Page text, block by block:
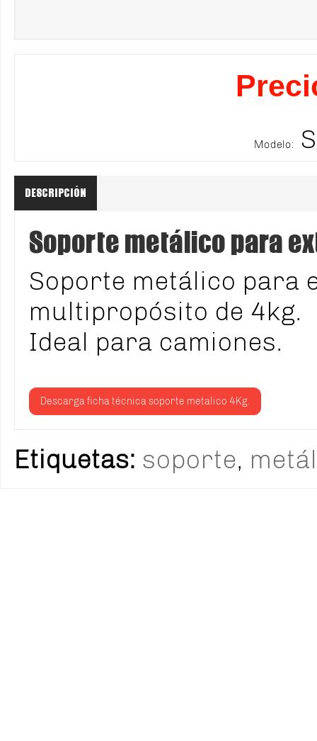
Modelo:
DESCRIPCIÓN
Soporte metálico para
Soporte metálico para
multipropósito de 4kg.
Ideal para camiones.
Descarga ficha técnica soporte metalico 4Kg.
Etiquetas: soporte,